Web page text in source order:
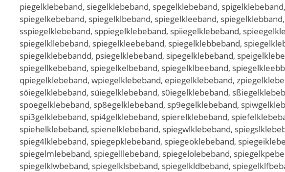
piegelklebeband, siegelklebeband, spegelklebeband,
spiegelkebeband, spiegelklbeband, spiegelkleeband,
sspiegelklebeband, sppiegelklebeband, spiiegelklebeband,
spiegelkllebeband, spiegelkleebeband, spiegelklebbeband,
spiegelklebebandd, psiegelklebeband, sipegelklebeband,
spiegellkebeband, spiegelkelbeband, spiegelklbeeband,
qpiegelklebeband, wpiegelklebeband, epiegelklebeband,
söiegelklebeband, süiegelklebeband, s0iegelklebeband,
spoegelklebeband, sp8egelklebeband, sp9egelklebeband,
spi3gelklebeband, spi4gelklebeband, spierelklebeband,
spiehelklebeband, spienelklebeband, spiegwlklebeband,
spieg4lklebeband, spiegepklebeband, spiegeoklebeband,
spiegelmlebeband, spiegelllebeband, spiegelolebeband,
spiegelklwbeband, spiegelklsbeband, spiegelkldbeband,